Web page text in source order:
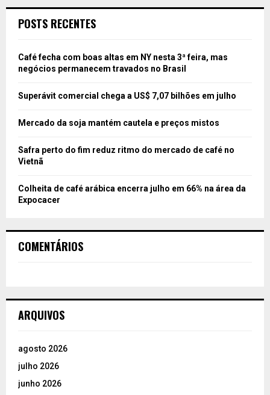
POSTS RECENTES
Café fecha com boas altas em NY nesta 3ª feira, mas
negócios permanecem travados no Brasil
Superávit comercial chega a US$ 7,07 bilhões em julho
Mercado da soja mantém cautela e preços mistos
Safra perto do fim reduz ritmo do mercado de café no
Vietnã
Colheita de café arábica encerra julho em 66% na área da
Expocacer
COMENTÁRIOS
ARQUIVOS
agosto 2026
julho 2026
junho 2026